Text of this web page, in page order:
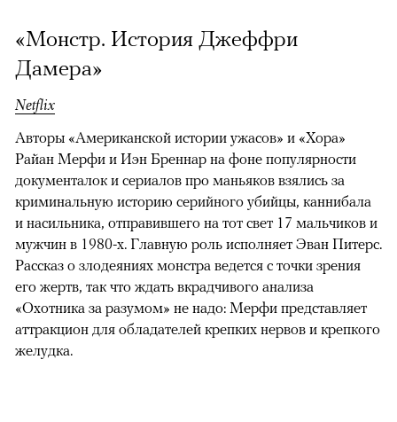
«Монстр. История Джеффри
Дамера»
Netflix
Авторы «Американской истории ужасов» и «Хора»
Райан Мерфи и Иэн Бреннар на фоне популярности
документалок и сериалов про маньяков взялись за
криминальную историю серийного убийцы, каннибала
и насильника, отправившего на тот свет 17 мальчиков и
мужчин в 1980-х. Главную роль исполняет Эван Питерс.
Рассказ о злодеяниях монстра ведется с точки зрения
его жертв, так что ждать вкрадчивого анализа
«Охотника за разумом» не надо: Мерфи представляет
аттракцион для обладателей крепких нервов и крепкого
желудка.